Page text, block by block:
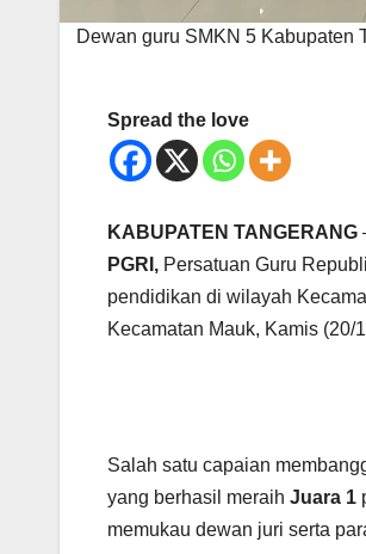
Dewan guru SMKN 5 Kabupaten
Spread the love
KABUPATEN TANGERANG
PGRI, Persatuan Guru
pendidikan di wilayah
Kecamatan Mauk, Kamis (20/
Salah satu capaian
yang berhasil meraih Juara 1
memukau dewan juri serta